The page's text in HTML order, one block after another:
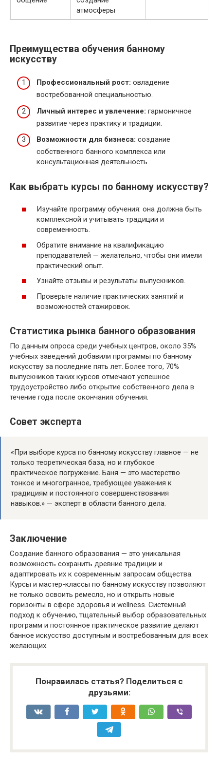
атмосферы
Преимущества обучения банному
искусству
Профессиональный рост: овладение
востребованной специальностью.
Личный интерес и увлечение: гармоничное
развитие через практику и традиции.
Возможности для бизнеса: создание
собственного банного комплекса или
консультационная деятельность.
Как выбрать курсы по банному искусству?
Изучайте программу обучения: она должна быть
комплексной и учитывать традиции и
современность.
Обратите внимание на квалификацию
преподавателей — желательно, чтобы они имели
практический опыт.
Узнайте отзывы и результаты выпускников.
Проверьте наличие практических занятий и
возможностей стажировок.
Статистика рынка банного образования
По данным опроса среди учебных центров, около 35%
учебных заведений добавили программы по банному
искусству за последние пять лет. Более того, 70%
выпускников таких курсов отмечают успешное
трудоустройство либо открытие собственного дела в
течение года после окончания обучения.
Совет эксперта
«При выборе курса по банному искусству главное — не
только теоретическая база, но и глубокое
практическое погружение. Баня — это мастерство
тонкое и многогранное, требующее уважения к
традициям и постоянного совершенствования
навыков.» — эксперт в области банного дела.
Заключение
Создание банного образования — это уникальная
возможность сохранить древние традиции и
адаптировать их к современным запросам общества.
Курсы и мастер-классы по банному искусству позволяют
не только освоить ремесло, но и открыть новые
горизонты в сфере здоровья и wellness. Системный
подход к обучению, тщательный выбор образовательных
программ и постоянное практическое развитие делают
банное искусство доступным и востребованным для всех
желающих.
Понравилась статья? Поделиться с
друзьями: